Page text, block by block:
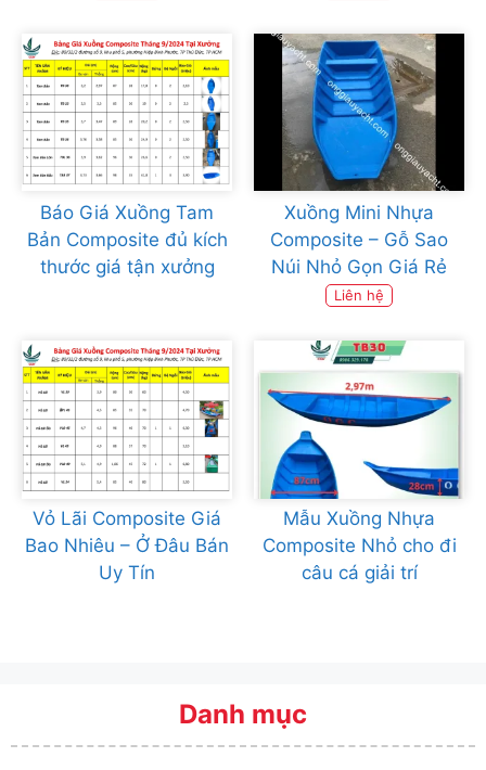
Báo Giá Xuồng Tam
Bản Composite đủ kích
thước giá tận xưởng
Xuồng Mini Nhựa
Composite – Gỗ Sao
Núi Nhỏ Gọn Giá Rẻ
Liên hệ
Vỏ Lãi Composite Giá
Bao Nhiêu – Ở Đâu Bán
Uy Tín
Mẫu Xuồng Nhựa
Composite Nhỏ cho đi
câu cá giải trí
Danh mục